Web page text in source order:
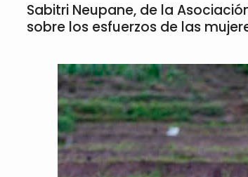
Sabitri Neupane, de la
sobre los esfuerzos de las